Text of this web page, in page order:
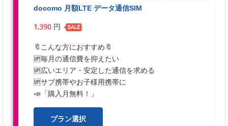
docomo 月額LTE データ通信SIM
1,390円
🔖こんな方におすすめ🔖
🆙毎月の通信費を抑えたい
🆙広いエリア・安定した通信を求める
🆙サブ携帯やお子様用携帯に
📣「購入月無料！」
プラン選択